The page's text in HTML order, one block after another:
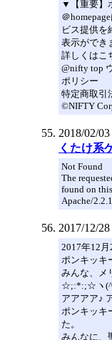
▼【重要】
＠
ビス提供を
表示ができ
詳しくはこ
@nifty top
ポリシー
特定商取引
©NIFTY
2018/02/
くたけ系
Not Found
The
found on
Apache/
2017/12/
2017年12月
ポンキッキ
みんな、メ
☆;:*:;☆ヽ
アアアア♪
ポンキッキ
た。
みんなに、